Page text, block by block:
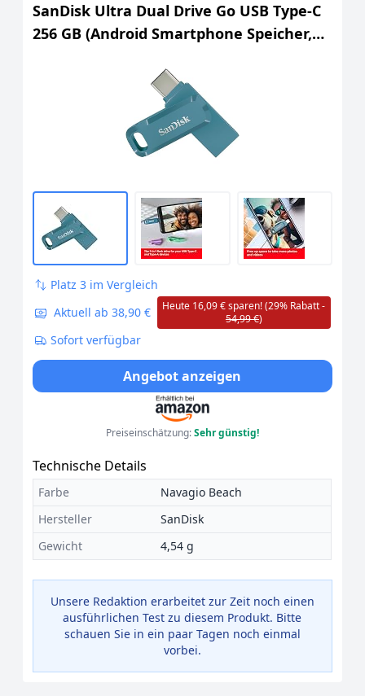
SanDisk Ultra Dual Drive Go USB Type-C
256 GB (Android Smartphone Speicher,
Lesegeschwindigkeit, Nutzung als
Schlüsselanhänger möglich) Navagio
Platz 3 im Vergleich
Aktuell ab 38,90 €
Heute 16,09 € sparen! (29% Rabatt -
54,99 €)
Sofort verfügbar
Angebot anzeigen
Preiseinschätzung:Sehr günstig!
Technische Details
Farbe
Navagio Beach
Hersteller
SanDisk
Gewicht
4,54 g
Unsere Redaktion erarbeitet zur Zeit noch einen
ausführlichen Test zu diesem Produkt. Bitte
schauen Sie in ein paar Tagen noch einmal
vorbei.